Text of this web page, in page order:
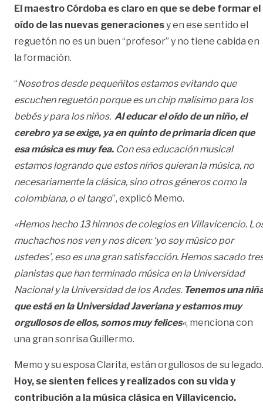
El maestro Córdoba es claro en que se debe formar el
oído de las nuevas generacionesy en ese sentido el
reguetón no es un buen “profesor” y no tiene cabida en
la formación.
“Nosotros desde pequeñitos estamos evitando que
escuchen reguetón porque es un chip malísimo para los
bebés y para los niños. Al educar el oído de un niño, el
cerebro ya se exige, ya en quinto de primaria dicen que
esa música es muy fea. Con esa educación musical
estamos logrando que estos niños quieran la música, no
necesariamente la clásica, sino otros géneros como la
colombiana, o el tango”, explicó Memo.
«Hemos hecho 13 himnos de colegios en Villavicencio.
muchachos nos ven y nos dicen: ‘yo soy músico por
ustedes’, eso es una gran satisfacción. Hemos sacado
pianistas que han terminado música en la Universidad
Nacional y la Universidad de los Andes. Tenemos una
que está en la Universidad Javeriana y estamos muy
orgullosos de ellos, somos muy felices«, menciona con
una gran sonrisa Guillermo.
Memo y su esposa Clarita, están orgullosos de su legado.
Hoy, se sienten felices y realizados con su vida y
contribución a la música clásica en Villavicencio.